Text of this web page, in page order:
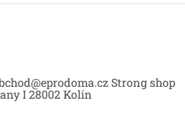
Strong shop
I 28002 Kolín